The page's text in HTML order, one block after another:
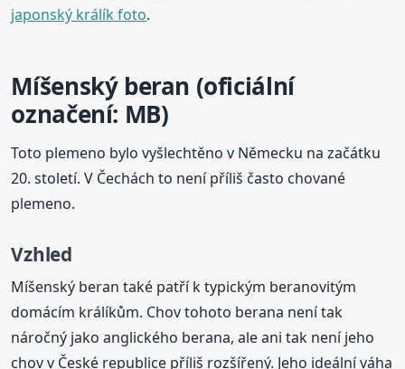
japonský králík foto.
Míšenský beran (oficiální
označení: MB)
Toto plemeno bylo vyšlechtěno v Německu na začátku
20. století. V Čechách to není příliš často chované
plemeno.
Vzhled
Míšenský beran také patří k typickým beranovitým
domácím králíkům. Chov tohoto berana není tak
náročný jako anglického berana, ale ani tak není jeho
chov v České republice příliš rozšířený. Jeho ideální váha